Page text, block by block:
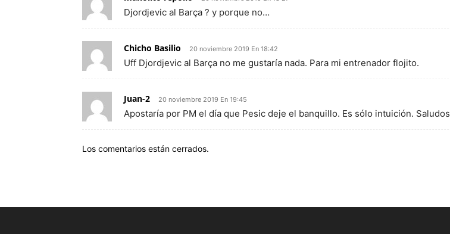
Djordjevic al Barça ? y porque no…
Chicho Basilio 20 noviembre 2019 En 18:42
Uff Djordjevic al Barça no me gustaría nada. Para mi entrenador flojito.
Juan-2 20 noviembre 2019 En 19:45
Apostaría por PM el día que Pesic deje el banquillo. Es sólo intuición. Saludos
Los comentarios están cerrados.